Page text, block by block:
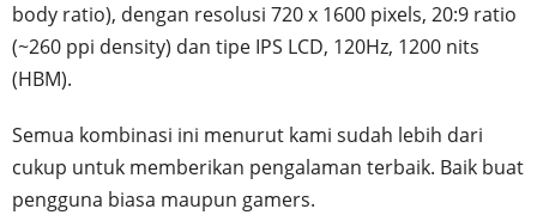
body ratio), dengan resolusi 720 x 1600 pixels, 20:9 ratio
(~260 ppi density) dan tipe IPS LCD, 120Hz, 1200 nits
(HBM).
Semua kombinasi ini menurut kami sudah lebih dari
cukup untuk memberikan pengalaman terbaik. Baik buat
pengguna biasa maupun gamers.